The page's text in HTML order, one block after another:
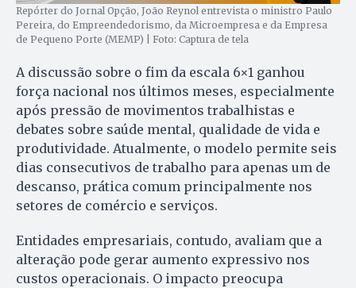
Repórter do Jornal Opção, João Reynol entrevista o ministro Paulo
Pereira, do Empreendedorismo, da Microempresa e da Empresa
de Pequeno Porte (MEMP) | Foto: Captura de tela
A discussão sobre o fim da escala 6×1 ganhou
força nacional nos últimos meses, especialmente
após pressão de movimentos trabalhistas e
debates sobre saúde mental, qualidade de vida e
produtividade. Atualmente, o modelo permite seis
dias consecutivos de trabalho para apenas um de
descanso, prática comum principalmente nos
setores de comércio e serviços.
Entidades empresariais, contudo, avaliam que a
alteração pode gerar aumento expressivo nos
custos operacionais. O impacto preocupa